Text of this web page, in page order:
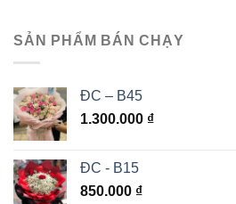
SẢN PHẨM BÁN CHẠY
ĐC – B45
1.300.000 ₫
ĐC - B15
850.000 ₫